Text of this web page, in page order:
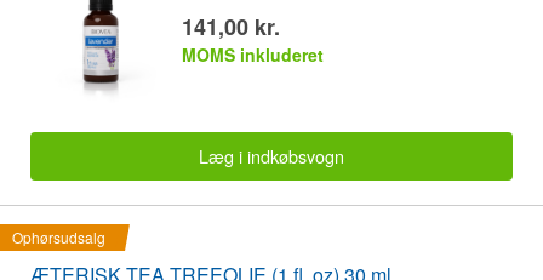
141,00 kr.
MOMS inkluderet
Læg i indkøbsvogn
Ophørsudsalg